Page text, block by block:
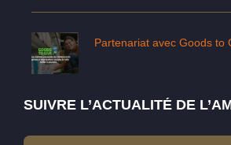
Partenariat avec Goods to
SUIVRE L’ACTUALITÉ DE